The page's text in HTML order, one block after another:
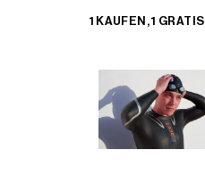
1 KAUFEN, 1 GRATIS